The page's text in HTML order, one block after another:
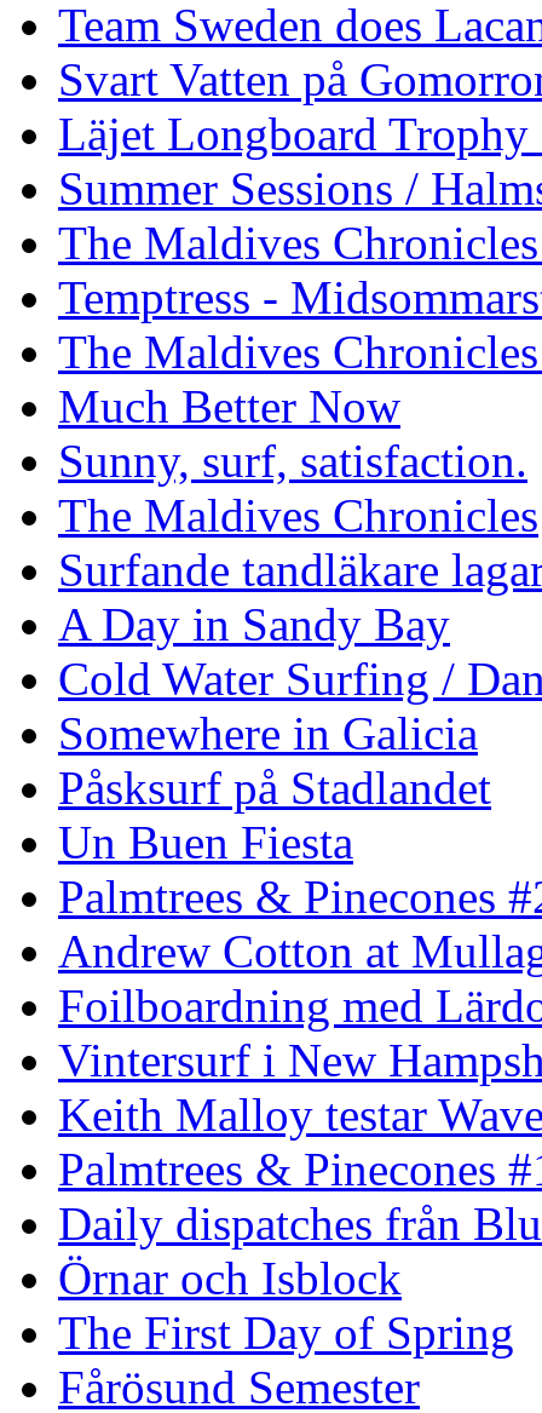
Team Sweden does
Svart Vatten på
Läjet Longboard
Summer Sessions /
The Maldives
Temptress -
The Maldives
Much Better Now
Sunny, surf, satisfaction.
The Maldives Chronicles
Surfande tandläkare
A Day in Sandy Bay
Cold Water Surfing /
Somewhere in Galicia
Påsksurf på Stadlandet
Un Buen Fiesta
Palmtrees & Pinecones
Andrew Cotton at
Foilboardning med
Vintersurf i New
Keith Malloy testar
Palmtrees & Pinecones
Daily dispatches från
Örnar och Isblock
The First Day of Spring
Fårösund Semester